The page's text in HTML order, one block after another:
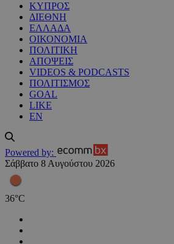
ΚΥΠΡΟΣ
ΔΙΕΘΝΗ
ΕΛΛΑΔΑ
ΟΙΚΟΝΟΜΙΑ
ΠΟΛΙΤΙΚΗ
ΑΠΟΨΕΙΣ
VIDEOS & PODCASTS
ΠΟΛΙΤΙΣΜΟΣ
GOAL
LIKE
EN
Powered by:
Σάββατο 8 Αυγούστου 2026
36°C